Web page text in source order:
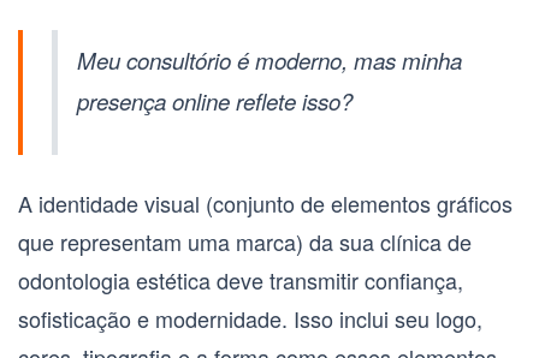
Meu consultório é moderno, mas minha
presença online reflete isso?
A identidade visual (conjunto de elementos gráficos
que representam uma marca) da sua clínica de
odontologia estética deve transmitir confiança,
sofisticação e modernidade. Isso inclui seu logo,